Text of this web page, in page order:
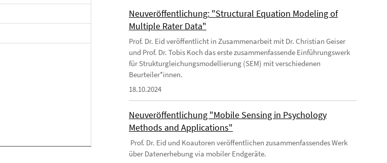
Neuveröffentlichung: "Structural Equation Modeling of
Multiple Rater Data"
Prof. Dr. Eid veröffentlicht in Zusammenarbeit mit Dr. Christian Geiser
und Prof. Dr. Tobis Koch das erste zusammenfassende Einführungswerk
für Strukturgleichungsmodellierung (SEM) mit verschiedenen
Beurteiler*innen.
18.10.2024
Neuveröffentlichung "Mobile Sensing in Psychology
Methods and Applications"
Prof. Dr. Eid und Koautoren veröffentlichen zusammenfassendes Werk
über Datenerhebung via mobiler Endgeräte.